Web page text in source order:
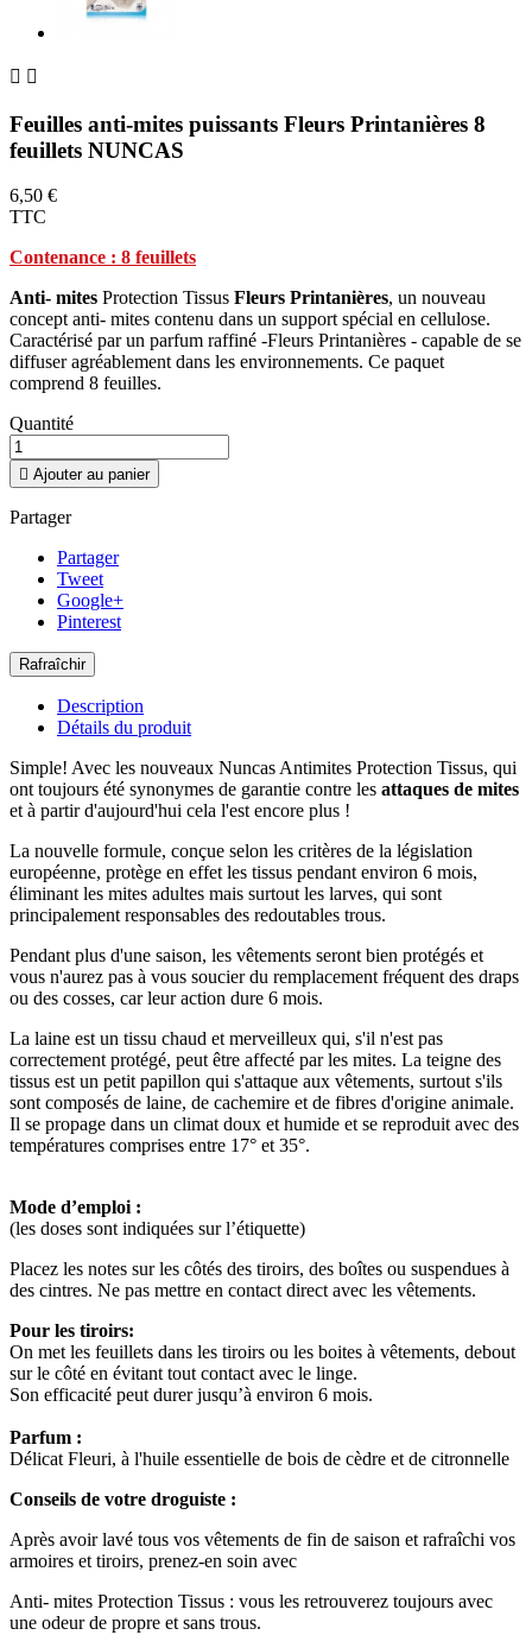
 
Feuilles anti-mites puissants Fleurs Printanières 8
feuillets NUNCAS
6,50 €
TTC
Contenance : 8 feuillets
Anti- mites Protection Tissus Fleurs Printanières, un nouveau
concept anti- mites contenu dans un support spécial en cellulose.
Caractérisé par un parfum raffiné -Fleurs Printanières - capable de se
diffuser agréablement dans les environnements. Ce paquet
comprend 8 feuilles.
Quantité
 Ajouter au panier
Partager
Partager
Tweet
Google+
Pinterest
Description
Détails du produit
Simple! Avec les nouveaux Nuncas Antimites Protection Tissus, qui
ont toujours été synonymes de garantie contre les attaques de mites
et à partir d'aujourd'hui cela l'est encore plus !
La nouvelle formule, conçue selon les critères de la législation
européenne, protège en effet les tissus pendant environ 6 mois,
éliminant les mites adultes mais surtout les larves, qui sont
principalement responsables des redoutables trous.
Pendant plus d'une saison, les vêtements seront bien protégés et
vous n'aurez pas à vous soucier du remplacement fréquent des draps
ou des cosses, car leur action dure 6 mois.
La laine est un tissu chaud et merveilleux qui, s'il n'est pas
correctement protégé, peut être affecté par les mites. La teigne des
tissus est un petit papillon qui s'attaque aux vêtements, surtout s'ils
sont composés de laine, de cachemire et de fibres d'origine animale.
Il se propage dans un climat doux et humide et se reproduit avec des
températures comprises entre 17° et 35°.
Mode d’emploi :
(les doses sont indiquées sur l’étiquette)
Placez les notes sur les côtés des tiroirs, des boîtes ou suspendues à
des cintres. Ne pas mettre en contact direct avec les vêtements.
Pour les tiroirs:
On met les feuillets dans les tiroirs ou les boites à vêtements, debout
sur le côté en évitant tout contact avec le linge.
Son efficacité peut durer jusqu’à environ 6 mois.
Parfum :
Délicat Fleuri, à l'huile essentielle de bois de cèdre et de citronnelle
Conseils de votre droguiste :
Après avoir lavé tous vos vêtements de fin de saison et rafraîchi vos
armoires et tiroirs, prenez-en soin avec
Anti- mites Protection Tissus : vous les retrouverez toujours avec
une odeur de propre et sans trous.